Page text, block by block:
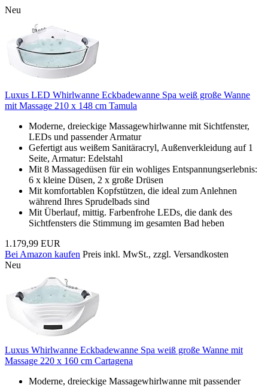
Neu
Luxus LED Whirlwanne Eckbadewanne Spa weiß große Wanne
mit Massage 210 x 148 cm Tamula
Moderne, dreieckige Massagewhirlwanne mit Sichtfenster,
LEDs und passender Armatur
Gefertigt aus weißem Sanitäracryl, Außenverkleidung auf 1
Seite, Armatur: Edelstahl
Mit 8 Massagedüsen für ein wohliges Entspannungserlebnis:
6 x kleine Düsen, 2 x große Drüsen
Mit komfortablen Kopfstützen, die ideal zum Anlehnen
während Ihres Sprudelbads sind
Mit Überlauf, mittig. Farbenfrohe LEDs, die dank des
Sichtfensters die Stimmung im gesamten Bad heben
1.179,99 EUR
Bei Amazon kaufen Preis inkl. MwSt., zzgl. Versandkosten
Neu
Luxus Whirlwanne Eckbadewanne Spa weiß große Wanne mit
Massage 220 x 160 cm Cartagena
Moderne, dreieckige Massagewhirlwanne mit passender